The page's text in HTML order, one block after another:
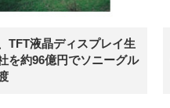
TFT液晶ディスプレイ生
を約96億円でソニーグル